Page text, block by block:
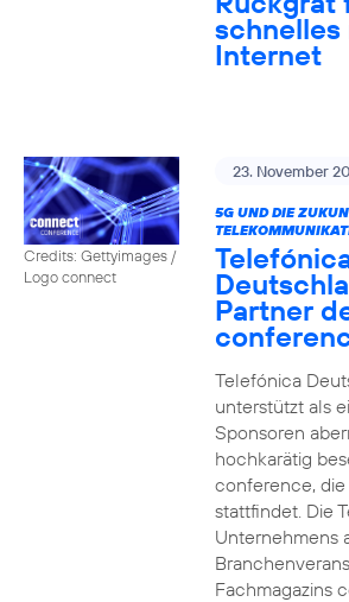
schnelles
Internet
Credits: Gettyimages /
Logo connect
23. November
5G UND DIE
Partner
Telefónica
unterstützt als
Sponsoren
hochkarätig
conference,
stattfindet. Die
Unternehmens
Fachmagazins